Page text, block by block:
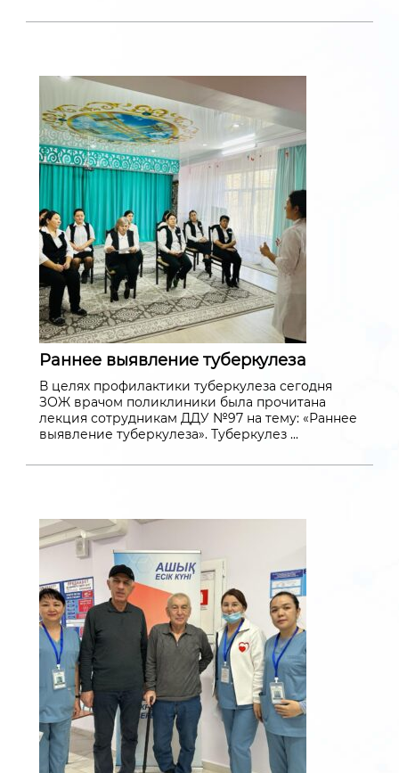
Раннее выявление туберкулеза
В целях профилактики туберкулеза сегодня
ЗОЖ врачом поликлиники была прочитана
лекция сотрудникам ДДУ №97 на тему: «Раннее
выявление туберкулеза». Туберкулез ...